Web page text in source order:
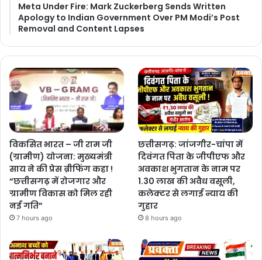
Meta Under Fire: Mark Zuckerberg Sends Written
Apology to Indian Government Over PM Modi’s Post
Removal and Content Lapses
विकसित भारत – जी राम जी
(ग्रामीण) योजना: मुख्यमंत्री
साय ने की प्रेस ब्रीफिंग कहा !
“छत्तीसगढ़ में रोजगार और
ग्रामीण विकास को मिल रही
नई गति”
7 hours ago
छत्तीसगढ़: जांजगीर-चांपा में
दिवंगत पिता के जीपीएफ और
अवकाश भुगतान के नाम पर
1.30 लाख की अवैध वसूली,
कलेक्टर से लगाई न्याय की
गुहार
8 hours ago